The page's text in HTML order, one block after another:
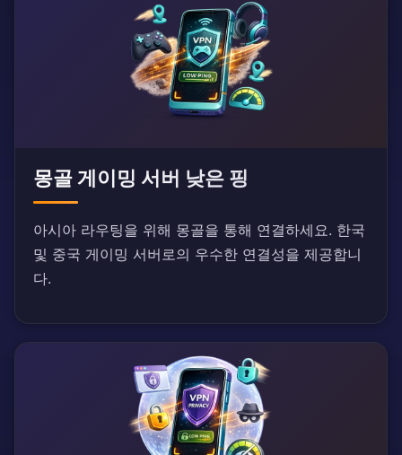
몽골 게이밍 서버 낮은 핑
아시아 라우팅을 위해 몽골을 통해 연결하세요. 한국
및 중국 게이밍 서버로의 우수한 연결성을 제공합니
다.